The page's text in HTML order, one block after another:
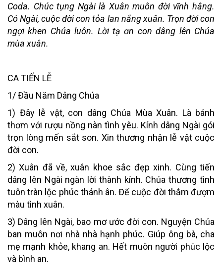
Coda. Chúc tụng Ngài là Xuân muôn đời vĩnh hằng.
Có Ngài, cuộc đời con tỏa lan nắng xuân. Trọn đời con
ngợi khen Chúa luôn. Lời tạ ơn con dâng lên Chúa
mùa xuân.
CA TIẾN LỄ
1/ Đầu Năm Dâng Chúa
1) Đây lễ vật, con dâng Chúa Mùa Xuân. Là bánh
thơm với rượu nồng nàn tình yêu. Kính dâng Ngài gói
trọn lòng mến sắt son. Xin thương nhận lễ vật cuộc
đời con.
2) Xuân đã về, xuân khoe sắc đẹp xinh. Cùng tiến
dâng lên Ngài ngàn lời thành kính. Chúa thương tình
tuôn tràn lộc phúc thánh ân. Để cuộc đời thắm đượm
màu tình xuân.
3) Dâng lên Ngài, bao mơ ước đời con. Nguyện Chúa
ban muôn nơi nhà nhà hạnh phúc. Giúp ông bà, cha
mẹ mạnh khỏe, khang an. Hết muôn người phúc lộc
và bình an.